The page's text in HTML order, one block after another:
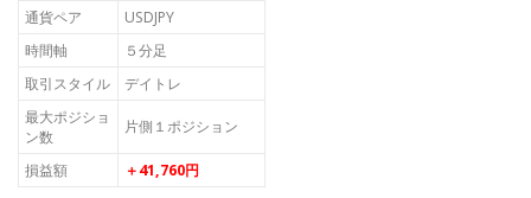
通貨ペア
USDJPY
時間軸
５分足
取引スタイル
デイトレ
最大ポジショ
ン数
片側１ポジション
損益額 ＋41,760円